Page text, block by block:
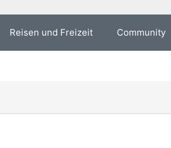
Reisen und Freizeit Community